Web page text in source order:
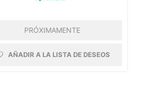
PRÓXIMAMENTE
AÑADIR A LA LISTA DE DESEOS